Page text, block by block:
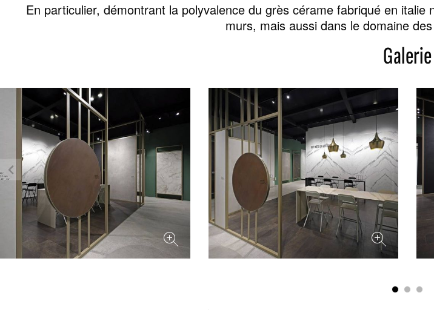
En particulier, démontrant la polyvalence du grès cérame fabriqué en
murs, mais aussi dans le domaine
Galerie